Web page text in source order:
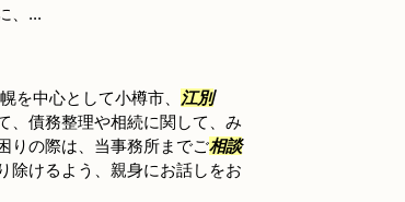
、...
を中心として小樽市、
江別
、債務整理や相続に関して、み
りの際は、当事務所までご相談
除けるよう、親身にお話しをお